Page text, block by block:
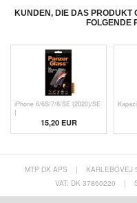
KUNDEN, DIE DAS
FOLGENDE
iPhone 6/6S/7/8/SE (2020)/SE
(
15,20 EUR
MTP DK APS | KARLEBOVEJ
VAT: DK 37860220
|